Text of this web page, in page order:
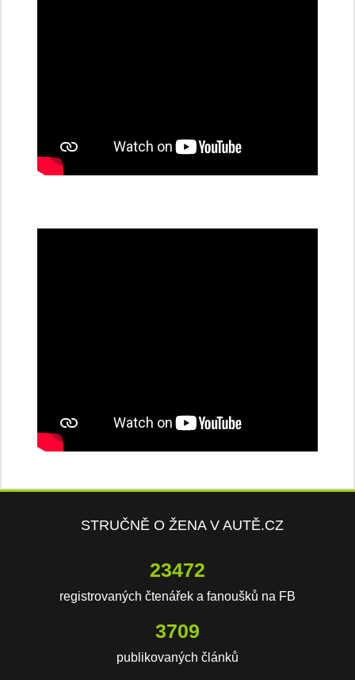
STRUČNĚ O ŽENA V AUTĚ.CZ
23472
registrovaných čtenářek a fanoušků na FB
3709
publikovaných článků